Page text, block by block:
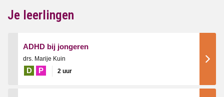
Je leerlingen
ADHD bij jongeren
drs. Marije Kuin
D P 2 uur